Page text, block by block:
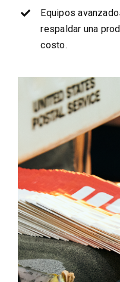
Equipos
respaldar una
costo.